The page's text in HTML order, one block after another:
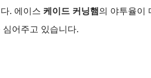
. 에이스 케이드 커닝햄의 야투율이
어주고 있습니다.